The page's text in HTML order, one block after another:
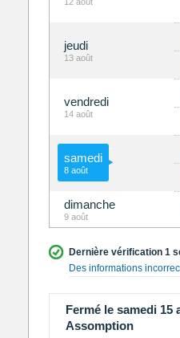
jeudi
13 août
vendredi
14 août
samedi
8 août
dimanche
9 août
Dernière vérification 1
Des informations
Fermé le samedi 15
Assomption